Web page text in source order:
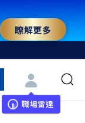
瞭解更多
職場雷達